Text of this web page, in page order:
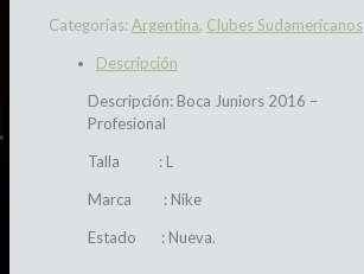
Categorías: Argentina, Clubes Sudamericanos
Descripción
Descripción: Boca Juniors 2016 –
Profesional
Talla : L
Marca : Nike
Estado : Nueva.